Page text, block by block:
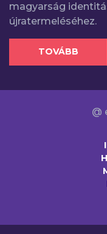
magyarság
újratermeléséhez.
TOVÁBB
@